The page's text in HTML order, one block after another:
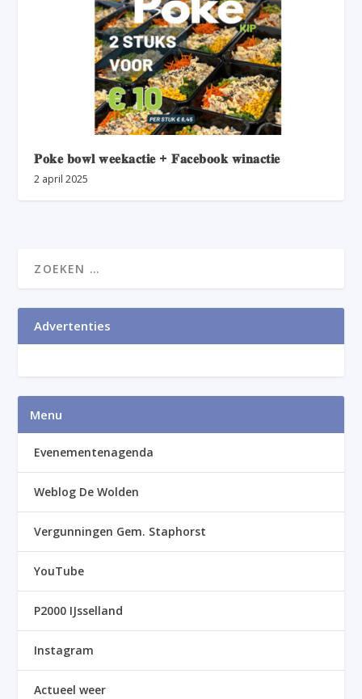
𝐏𝐨𝐤𝐞 𝐛𝐨𝐰𝐥 𝐰𝐞𝐞𝐤𝐚𝐜𝐭𝐢𝐞 + 𝐅𝐚𝐜𝐞𝐛𝐨𝐨𝐤 𝐰𝐢𝐧𝐚𝐜𝐭𝐢𝐞
2 april 2025
Advertenties
Menu
Evenementenagenda
Weblog De Wolden
Vergunningen Gem. Staphorst
YouTube
P2000 IJsselland
Instagram
Actueel weer